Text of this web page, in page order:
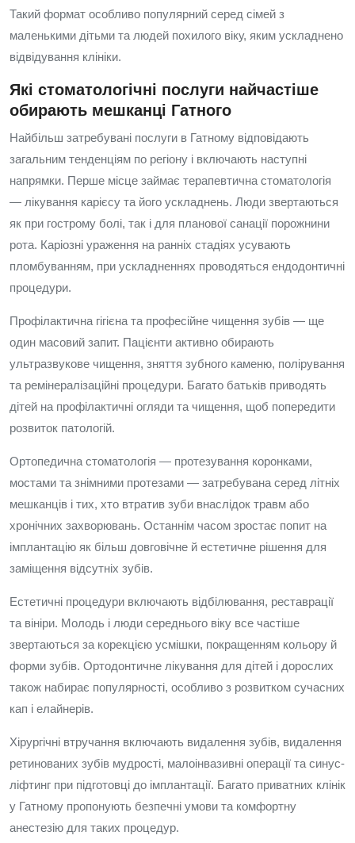
Такий формат особливо популярний серед сімей з
маленькими дітьми та людей похилого віку, яким ускладнено
відвідування клініки.
Які стоматологічні послуги найчастіше
обирають мешканці Гатного
Найбільш затребувані послуги в Гатному відповідають
загальним тенденціям по регіону і включають наступні
напрямки. Перше місце займає терапевтична стоматологія
— лікування карієсу та його ускладнень. Люди звертаються
як при гострому болі, так і для планової санації порожнини
рота. Каріозні ураження на ранніх стадіях усувають
пломбуванням, при ускладненнях проводяться ендодонтичні
процедури.
Профілактична гігієна та професійне чищення зубів — ще
один масовий запит. Пацієнти активно обирають
ультразвукове чищення, зняття зубного каменю, полірування
та ремінералізаційні процедури. Багато батьків приводять
дітей на профілактичні огляди та чищення, щоб попередити
розвиток патологій.
Ортопедична стоматологія — протезування коронками,
мостами та знімними протезами — затребувана серед літніх
мешканців і тих, хто втратив зуби внаслідок травм або
хронічних захворювань. Останнім часом зростає попит на
імплантацію як більш довговічне й естетичне рішення для
заміщення відсутніх зубів.
Естетичні процедури включають відбілювання, реставрації
та вініри. Молодь і люди середнього віку все частіше
звертаються за корекцією усмішки, покращенням кольору й
форми зубів. Ортодонтичне лікування для дітей і дорослих
також набирає популярності, особливо з розвитком сучасних
кап і елайнерів.
Хірургічні втручання включають видалення зубів, видалення
ретинованих зубів мудрості, малоінвазивні операції та синус-
ліфтинг при підготовці до імплантації. Багато приватних клінік
у Гатному пропонують безпечні умови та комфортну
анестезію для таких процедур.